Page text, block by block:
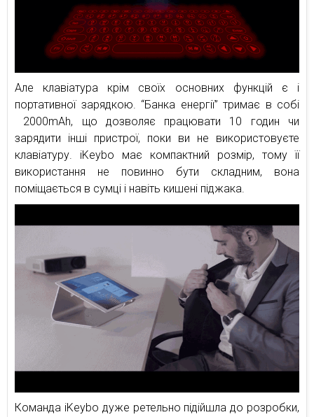
Але клавіатура крім своїх основних функцій є і
портативної зарядкою. “Банка енергії” тримає в собі
2000mAh, що дозволяє працювати 10 годин чи
зарядити інші пристрої, поки ви не використовуєте
клавіатуру. iKeybo має компактний розмір, тому її
використання не повинно бути складним, вона
поміщається в сумці і навіть кишені піджака.
Команда iKeybo дуже ретельно підійшла до розробки,